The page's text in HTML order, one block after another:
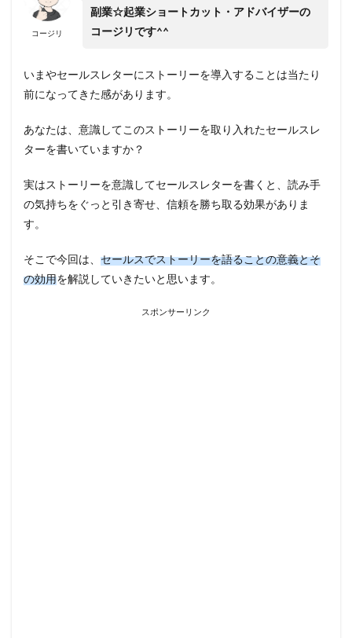
コージリ
副業☆起業ショートカット・アドバイザーの
コージリです^^
いまやセールスレターにストーリーを導入することは当たり
前になってきた感があります。
あなたは、意識してこのストーリーを取り入れたセールスレ
ターを書いていますか？
実はストーリーを意識してセールスレターを書くと、読み手
の気持ちをぐっと引き寄せ、信頼を勝ち取る効果がありま
す。
そこで今回は、 セールスでストーリーを語ることの意義とそ
の効用を解説していきたいと思います。
スポンサーリンク